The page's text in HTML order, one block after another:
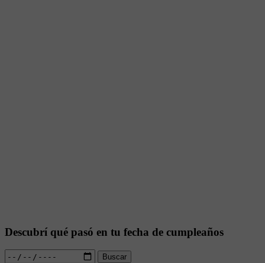
Descubrí qué pasó en tu fecha de cumpleaños
Buscar